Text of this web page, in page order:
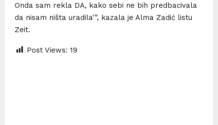
Onda sam rekla DA, kako sebi ne bih predbacivala
da nisam ništa uradila'”, kazala je Alma Zadić listu
Zeit.
Post Views: 19